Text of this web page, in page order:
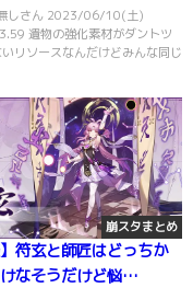
な同じか？
しさん 2023/06/10(土)
遺物の強化素材がダントツ
リソースなんだけどみんな同じ
崩スタまとめ
】符玄と師匠はどっちか
なそうだけど悩